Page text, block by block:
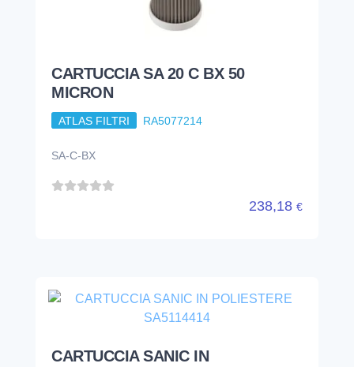
CARTUCCIA SA 20 C BX 50
MICRON
ATLAS FILTRI RA5077214
SA-C-BX
238,18 €
CARTUCCIA SANIC IN